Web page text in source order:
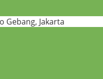
Gebang, Jakarta